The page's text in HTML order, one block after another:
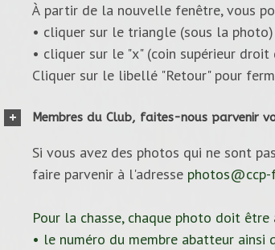
À partir de la nouvelle fenêtre, vous
• cliquer sur le triangle (sous la
• cliquer sur le "x" (coin supérieur
Cliquer sur le libellé "Retour" pour
Membres du Club, faites-nous parvenir
Si vous avez des photos qui ne sont
faire parvenir à l'adresse
Pour la chasse, chaque photo doit être
• le numéro du membre abatteur ainsi